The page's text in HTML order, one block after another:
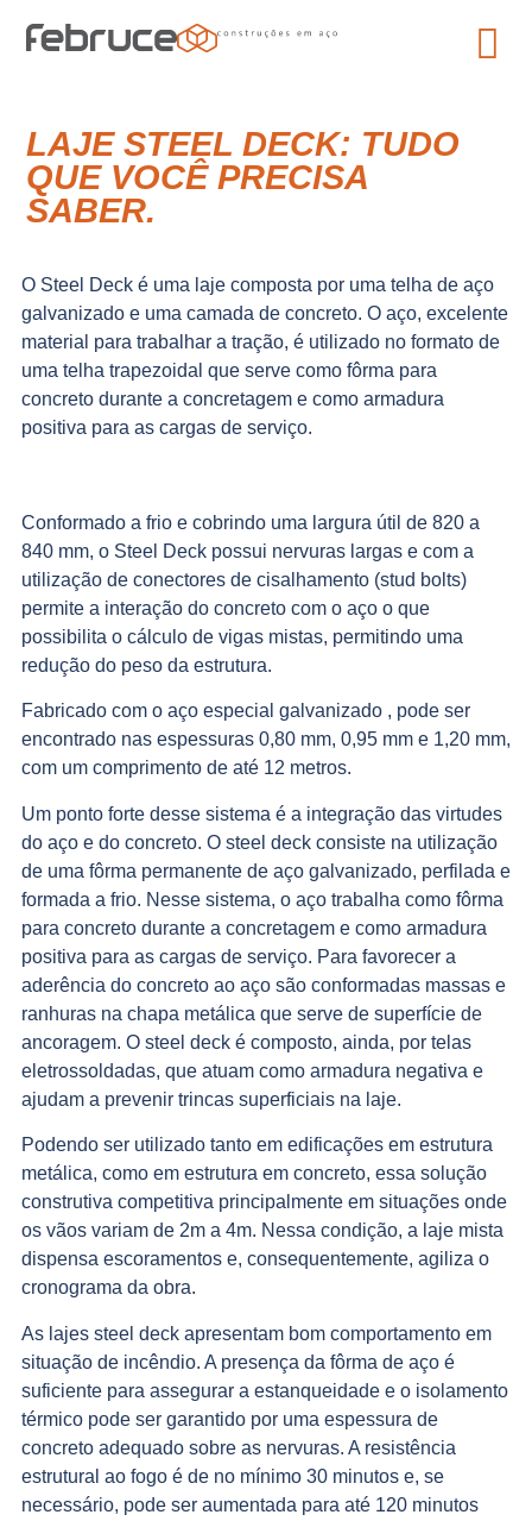
LAJE STEEL DECK: TUDO
QUE VOCÊ PRECISA
SABER.
O Steel Deck é uma laje composta por uma telha de aço
galvanizado e uma camada de concreto. O aço, excelente
material para trabalhar a tração, é utilizado no formato de
uma telha trapezoidal que serve como fôrma para
concreto durante a concretagem e como armadura
positiva para as cargas de serviço.
Conformado a frio e cobrindo uma largura útil de 820 a
840 mm, o Steel Deck possui nervuras largas e com a
utilização de conectores de cisalhamento (stud bolts)
permite a interação do concreto com o aço o que
possibilita o cálculo de vigas mistas, permitindo uma
redução do peso da estrutura.
Fabricado com o aço especial galvanizado , pode ser
encontrado nas espessuras 0,80 mm, 0,95 mm e 1,20 mm,
com um comprimento de até 12 metros.
Um ponto forte desse sistema é a integração das virtudes
do aço e do concreto. O steel deck consiste na utilização
de uma fôrma permanente de aço galvanizado, perfilada e
formada a frio. Nesse sistema, o aço trabalha como fôrma
para concreto durante a concretagem e como armadura
positiva para as cargas de serviço. Para favorecer a
aderência do concreto ao aço são conformadas massas e
ranhuras na chapa metálica que serve de superfície de
ancoragem. O steel deck é composto, ainda, por telas
eletrossoldadas, que atuam como armadura negativa e
ajudam a prevenir trincas superficiais na laje.
Podendo ser utilizado tanto em edificações em estrutura
metálica, como em estrutura em concreto, essa solução
construtiva competitiva principalmente em situações onde
os vãos variam de 2m a 4m. Nessa condição, a laje mista
dispensa escoramentos e, consequentemente, agiliza o
cronograma da obra.
As lajes steel deck apresentam bom comportamento em
situação de incêndio. A presença da fôrma de aço é
suficiente para assegurar a estanqueidade e o isolamento
térmico pode ser garantido por uma espessura de
concreto adequado sobre as nervuras. A resistência
estrutural ao fogo é de no mínimo 30 minutos e, se
necessário, pode ser aumentada para até 120 minutos